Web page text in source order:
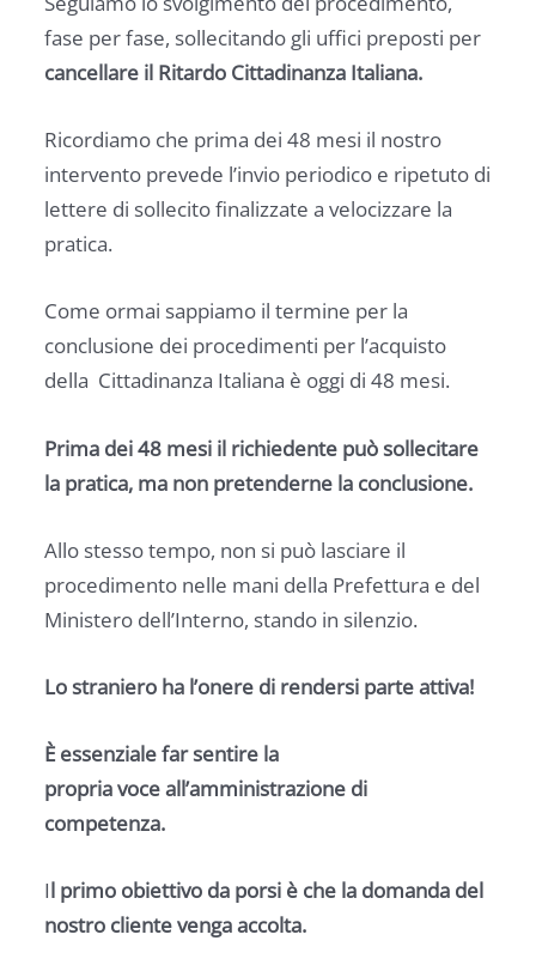
fase per fase, sollecitando gli uffici preposti per
cancellare il Ritardo Cittadinanza Italiana.
Ricordiamo che prima dei 48 mesi il nostro
intervento prevede l’invio periodico e ripetuto di
lettere di sollecito finalizzate a velocizzare la
pratica.
Come ormai sappiamo il termine per la
conclusione dei procedimenti per l’acquisto
della Cittadinanza Italiana è oggi di 48 mesi.
Prima dei 48 mesi il richiedente può sollecitare
la pratica, ma non pretenderne la conclusione.
Allo stesso tempo, non si può lasciare il
procedimento nelle mani della Prefettura e del
Ministero dell’Interno, stando in silenzio.
Lo straniero ha l’onere di rendersi parte attiva!
È essenziale far sentire la
propria voce all’amministrazione di
competenza.
Il primo obiettivo da porsi è che la domanda del
nostro cliente venga accolta.